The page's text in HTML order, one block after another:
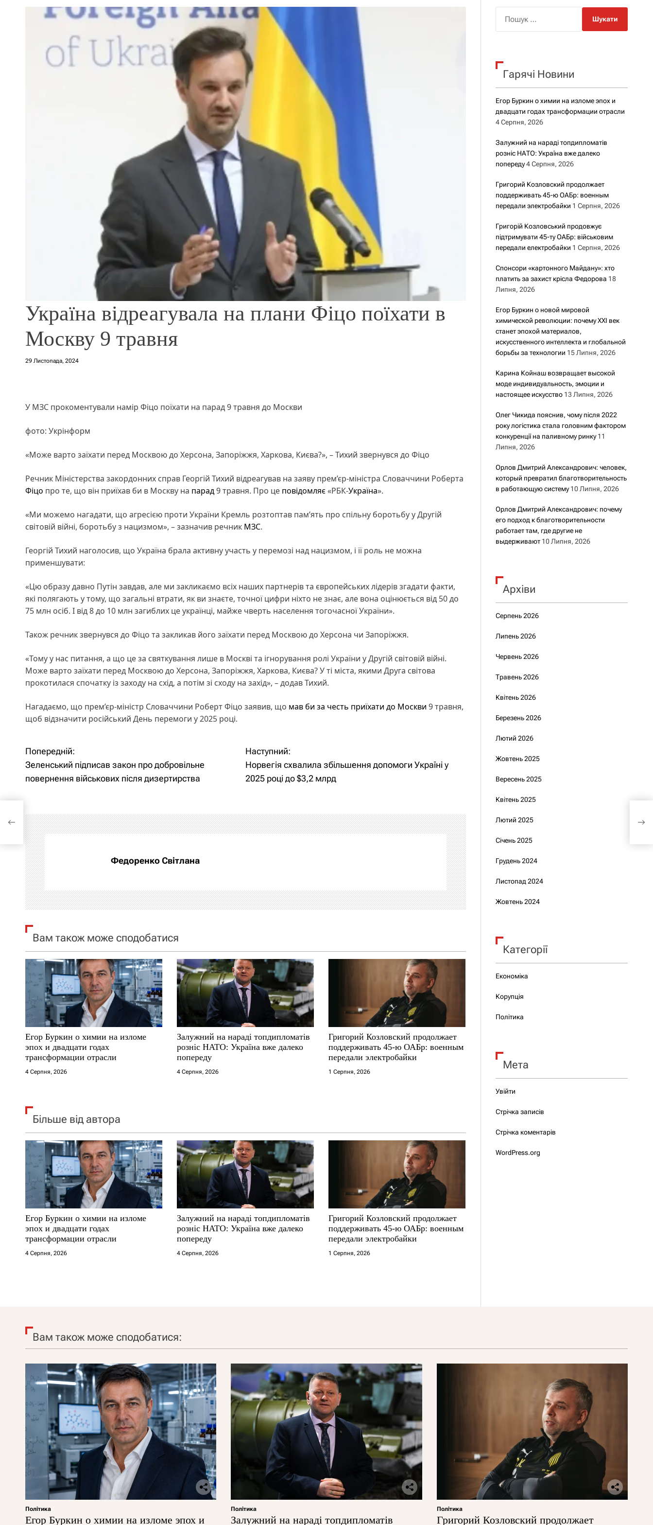
о
у
Україна відреагувала на плани Фіцо поїхати в
Москву 9 травня
29 Листопада, 2024
У МЗС прокоментували намір Фіцо поїхати на парад 9 травня до Москви
фото: Укрінформ
«Може варто заїхати перед Москвою до Херсона, Запоріжжя, Харкова, Києва?», – Тихий звернувся до Фіцо
Речник Міністерства закордонних справ Георгій Тихий відреагував на заяву прем’єр-міністра Словаччини Роберта
Фіцо про те, що він приїхав би в Москву на парад9 травня. Про це повідомляє«РБК-Україна».
«Ми можемо нагадати, що агресією проти України Кремль розтоптав пам’ять про спільну боротьбу у Другій
світовій війні, боротьбу з нацизмом», – зазначив речник МЗС.
Георгій Тихий наголосив, що Україна брала активну участь у перемозі над нацизмом, і її роль не можна
применшувати:
«Цю образу давно Путін завдав, але ми закликаємо всіх наших партнерів та європейських лідерів згадати факти,
які полягають у тому, що загальні втрати, як ви знаєте, точної цифри ніхто не знає, але вона оцінюється від 50 до
75 млн осіб. І від 8 до 10 млн загиблих це українці, майже чверть населення тогочасної України».
Також речник звернувся до Фіцо та закликав його заїхати перед Москвою до Херсона чи Запоріжжя.
«Тому у нас питання, а що це за святкування лише в Москві та ігнорування ролі України у Другій світовій війні.
Може варто заїхати перед Москвою до Херсона, Запоріжжя, Харкова, Києва? У ті міста, якими Друга світова
прокотилася спочатку із заходу на схід, а потім зі сходу на захід», – додав Тихий.
Нагадаємо, що прем’єр-міністр Словаччини Роберт Фіцо заявив, що мав би за честь приїхати до Москви 9 травня,
щоб відзначити російський День перемоги у 2025 році.
Н
а
і
г
а
ц
і
я
а
п
и
с
і
в
Попередній:
Зеленський підписав закон про добровільне
повернення військових після дизертирства
Наступний:
Норвегія схвалила збільшення допомоги Україні у
2025 році до $3,2 млрд
Федоренко Світлана
Вам також може сподобатися
Егор Буркин о химии на изломе
эпох и двадцати годах
трансформации отрасли
4 Серпня, 2026
Залужний на нараді топдипломатів
розніс НАТО: Україна вже далеко
попереду
4 Серпня, 2026
Григорий Козловский продолжает
поддерживать 45-ю ОАБр: военным
передали электробайки
1 Серпня, 2026
Більше від автора
Егор Буркин о химии на изломе
эпох и двадцати годах
трансформации отрасли
4 Серпня, 2026
Залужний на нараді топдипломатів
розніс НАТО: Україна вже далеко
попереду
4 Серпня, 2026
Григорий Козловский продолжает
поддерживать 45-ю ОАБр: военным
передали электробайки
1 Серпня, 2026
к
Гарячі Новини
Егор Буркин о химии на изломе эпох и
двадцати годах трансформации отрасли
4 Серпня, 2026
Залужний на нараді топдипломатів
розніс НАТО: Україна вже далеко
попереду 4 Серпня, 2026
Григорий Козловский продолжает
поддерживать 45-ю ОАБр: военным
передали электробайки 1 Серпня, 2026
Григорій Козловський продовжує
підтримувати 45-ту ОАБр: військовим
передали електробайки 1 Серпня, 2026
Спонсори «картонного Майдану»: хто
платить за захист крісла Федорова 18
Липня, 2026
Егор Буркин о новой мировой
химической революции: почему XXI век
станет эпохой материалов,
искусственного интеллекта и глобальной
борьбы за технологии 15 Липня, 2026
Карина Койнаш возвращает высокой
моде индивидуальность, эмоции и
настоящее искусство 13 Липня, 2026
Олег Чикида пояснив, чому після 2022
року логістика стала головним фактором
конкуренції на паливному ринку 11
Липня, 2026
Орлов Дмитрий Александрович: человек,
который превратил благотворительность
в работающую систему 10 Липня, 2026
Орлов Дмитрий Александрович: почему
его подход к благотворительности
работает там, где другие не
выдерживают 10 Липня, 2026
Архіви
Серпень 2026
Липень 2026
Червень 2026
Травень 2026
Квітень 2026
Березень 2026
Лютий 2026
Жовтень 2025
Вересень 2025
Квітень 2025
Лютий 2025
Січень 2025
Грудень 2024
Листопад 2024
Жовтень 2024
Категорії
Економіка
Корупція
Політика
Мета
Увійти
Стрічка записів
Стрічка коментарів
WordPress.org
Вам також може сподобатися:
Політика
Егор Буркин о химии на изломе эпох и
Політика
Залужний на нараді топдипломатів
Політика
Григорий Козловский продолжает